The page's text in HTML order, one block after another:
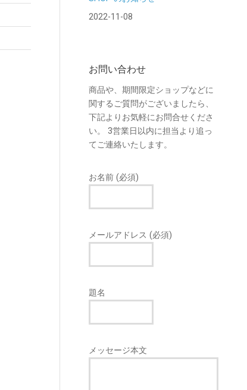
2022-11-08
お問い合わせ
商品や、期間限定ショップなどに
関するご質問がございましたら、
下記よりお気軽にお問合せくださ
い。 3営業日以内に担当より追っ
てご連絡いたします。
お名前 (必須)
メールアドレス (必須)
題名
メッセージ本文